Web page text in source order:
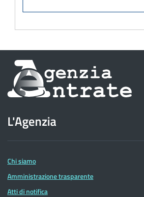
Informazioni
sul
dell'Agenzia
delle
Entrate
L'Agenzia
Chi siamo
Amministrazione trasparente
Atti di notifica